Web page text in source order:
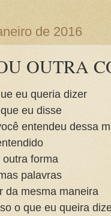
de 2016
OUTRA
eu queria dizer
eu disse
entendeu dessa
forma
palavras
da mesma maneira
o que eu queira